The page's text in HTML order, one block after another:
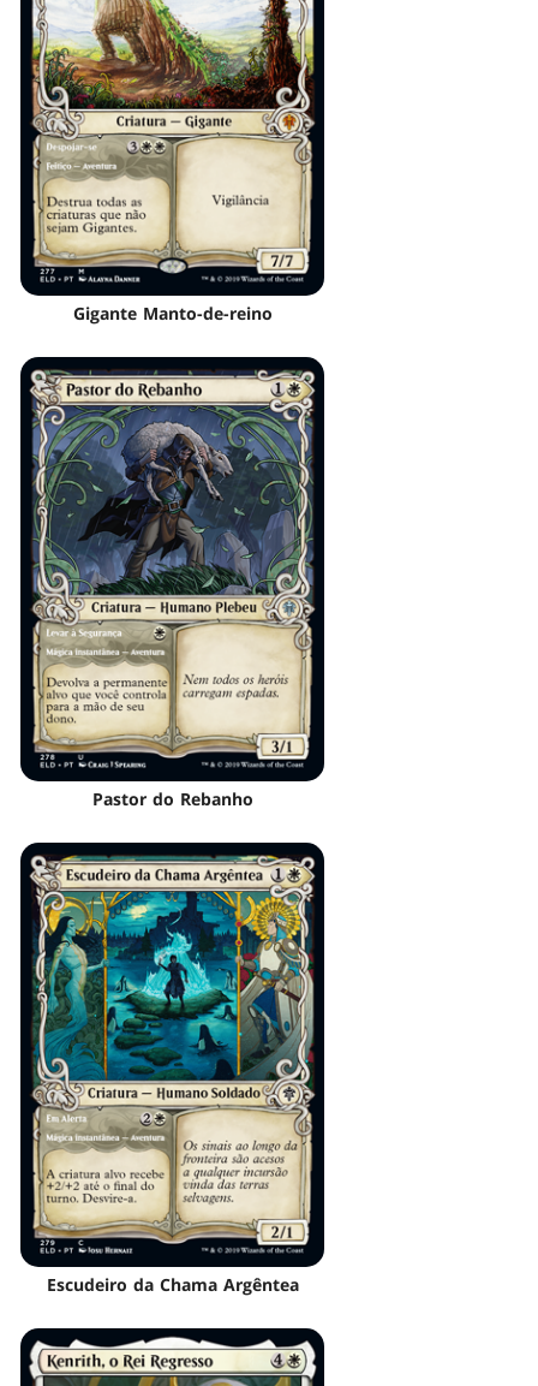
Gigante Manto-de-reino
Pastor do Rebanho
Escudeiro da Chama Argêntea